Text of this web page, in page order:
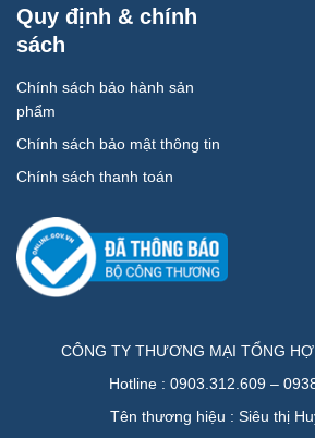
Quy định & chính
sách
Chính sách bảo hành sản
phẩm
Chính sách bảo mật thông tin
Chính sách thanh toán
CÔNG TY THƯƠNG MẠI TỔNG
Hotline : 0903.312.609 –
Tên thương hiệu : Siêu thị